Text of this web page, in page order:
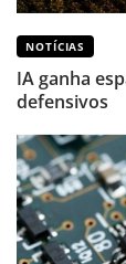
NOTÍCIAS
IA ganha
defensivos